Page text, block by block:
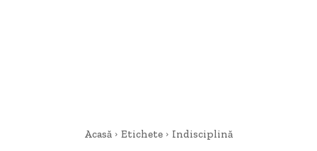
Acasă Etichete Indisciplină